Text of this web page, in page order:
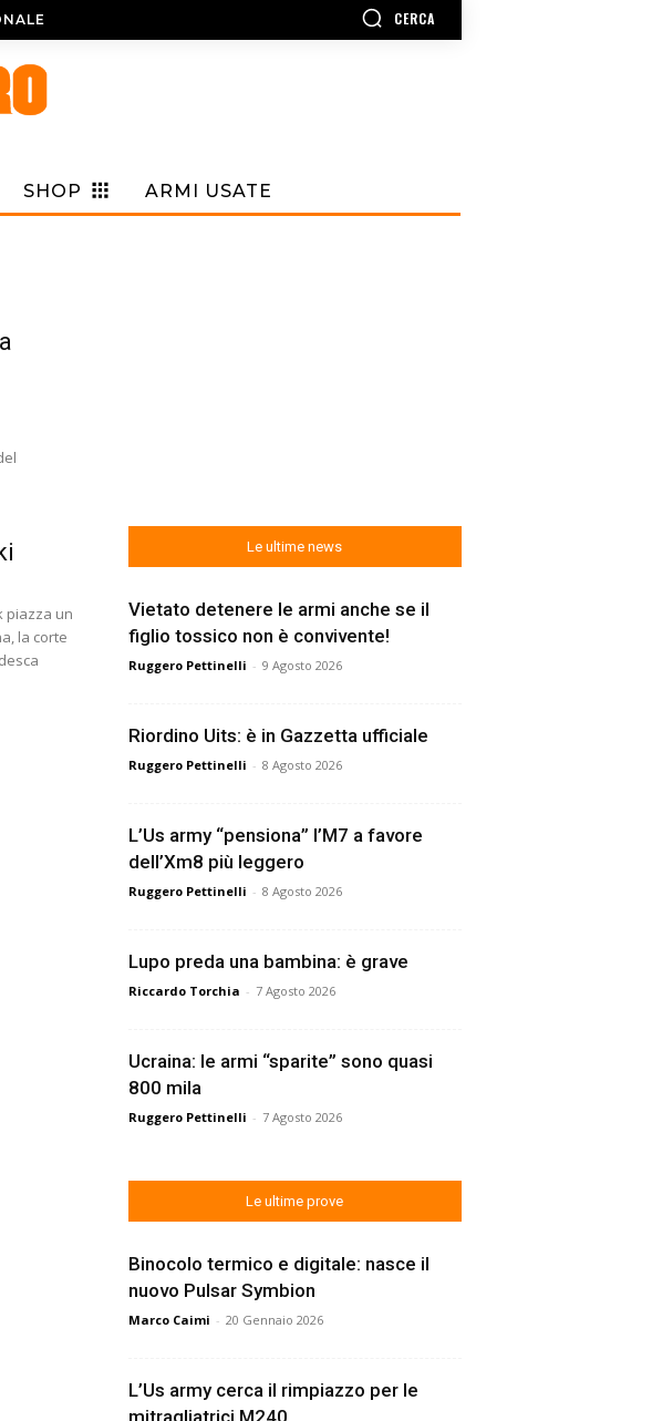
CERCA
SHOP ARMI USATE
piazza un
la corte
Le ultime news
Vietato detenere le armi anche se il
figlio tossico non è convivente!
Ruggero Pettinelli - 9 Agosto 2026
Riordino Uits: è in Gazzetta ufficiale
Ruggero Pettinelli - 8 Agosto 2026
L’Us army “pensiona” l’M7 a favore
dell’Xm8 più leggero
Ruggero Pettinelli - 8 Agosto 2026
Lupo preda una bambina: è grave
Riccardo Torchia - 7 Agosto 2026
Ucraina: le armi “sparite” sono quasi
800 mila
Ruggero Pettinelli - 7 Agosto 2026
Le ultime prove
Binocolo termico e digitale: nasce il
nuovo Pulsar Symbion
Marco Caimi - 20 Gennaio 2026
L’Us army cerca il rimpiazzo per le
mitragliatrici M240